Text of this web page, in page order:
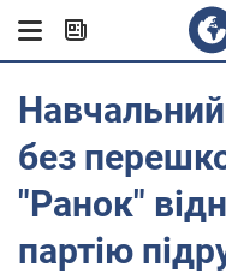
без
"Ранок"
партію